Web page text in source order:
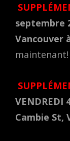
septembre
Vancouver
maintenant!
VENDREDI
Cambie St,